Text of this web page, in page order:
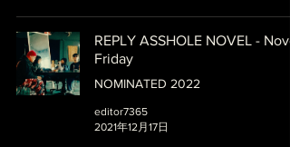
REPLY ASSHOLE NOVEL -
Friday
NOMINATED 2022
editor7365
2021年12月17日